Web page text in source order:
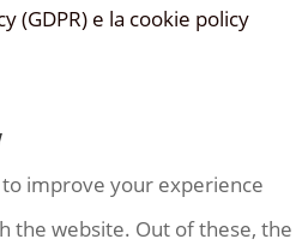
(GDPR) e la cookie policy
improve your experience
the website. Out of these, the